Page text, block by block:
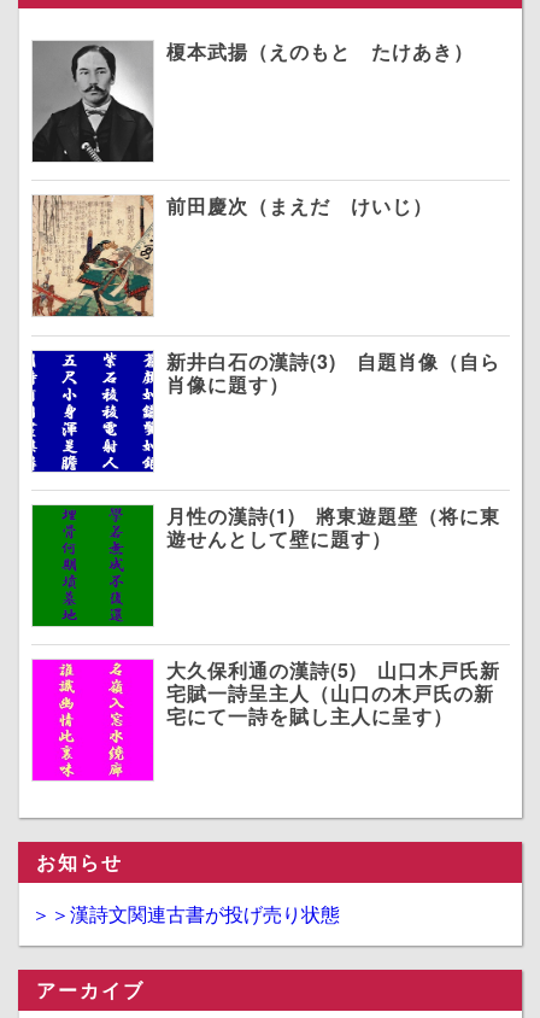
榎本武揚（えのもと たけあき）
前田慶次（まえだ けいじ）
新井白石の漢詩(3) 自題肖像（自ら
肖像に題す）
月性の漢詩(1) 將東遊題壁（将に東
遊せんとして壁に題す）
大久保利通の漢詩(5) 山口木戸氏新
宅賦一詩呈主人（山口の木戸氏の新
宅にて一詩を賦し主人に呈す）
お知らせ
＞＞漢詩文関連古書が投げ売り状態
アーカイブ